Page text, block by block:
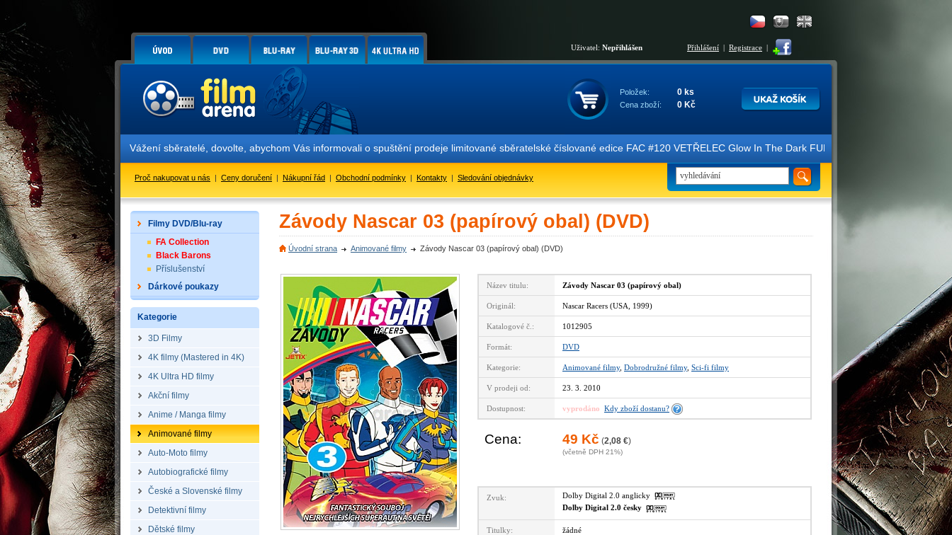
Uživatel: Nepřihlášen Přihlášení | Registrace |
Položek: 0 ks
Cena zboží: 0 Kč
Vážení sběratelé, dovolte, abychom Vás informovali o spuštění prodeje limitované sběratelské číslované edice FAC #120 VETŘELEC Glow In The Dark FULLSLIP XL EDITION #3
Proč nakupovat u nás | Ceny doručení | Nákupní řád | Obchodní podmínky | Kontakty | Sledování objednávky
Filmy DVD/Blu-ray
FA Collection
Black Barons
Příslušenství
Dárkové poukazy
Kategorie
3D Filmy
4K filmy (Mastered in 4K)
4K Ultra HD filmy
Akční filmy
Anime / Manga filmy
Animované filmy
Auto-Moto filmy
Autobiografické filmy
České a Slovenské filmy
Detektivní filmy
Dětské filmy
Závody Nascar 03 (papírový obal) (DVD)
Úvodní strana Animované filmy Závody Nascar 03 (papírový obal) (DVD)
Název titulu: Závody Nascar 03 (papírový obal)
Originál: Nascar Racers (USA, 1999)
Katalogové č.: 1012905
Formát: DVD
Kategorie: Animované filmy, Dobrodružné filmy, Sci-fi filmy
V prodeji od: 23. 3. 2010
Dostupnost: vyprodáno Kdy zboží dostanu?
Cena: 49 Kč (2,08 €)
(včetně DPH 21%)
Zvuk:
Dolby Digital 2.0 anglicky
Dolby Digital 2.0 česky
Titulky: žádné